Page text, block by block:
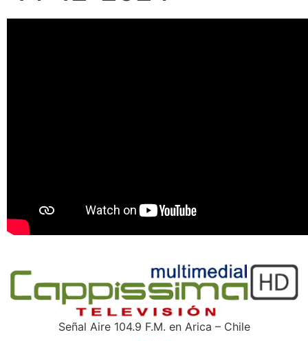
Señal Aire 104.9 F.M. en Arica – Chile